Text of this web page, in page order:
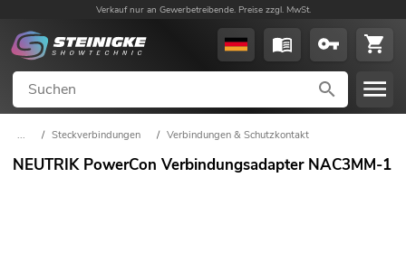
Verkauf nur an Gewerbetreibende. Preise zzgl. MwSt.
... / Steckverbindungen / Verbindungen & Schutzkontakt
NEUTRIK PowerCon Verbindungsadapter NAC3MM-1